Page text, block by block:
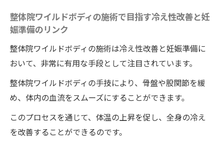
健康的な妊活を促進するための整体院ワイ
ルドボディの施術技術
徳島県の整体院ワイルドボディの施術で妊
徳島県で整体院ワイルドボディの力で子宮の冷
整体院ワイルドボディの施術の基本原理と
整体院ワイルドボディの施術で目指す冷え性改善と妊
娠準備のリンク
整体院ワイルドボディの施術は冷え性改善と妊娠準備に
おいて、非常に有用な手段として注目されています。
整体院ワイルドボディの手技により、骨盤や股関節を緩
め、体内の血流をスムーズにすることができます。
このプロセスを通じて、体温の上昇を促し、全身の冷え
を改善することができるのです。